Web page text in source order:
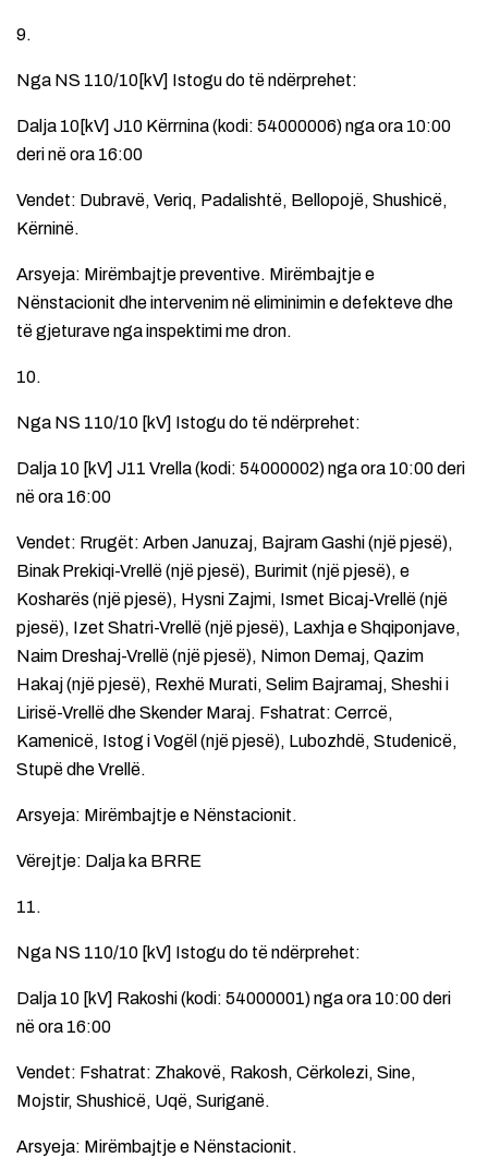
9.
Nga NS 110/10[kV] Istogu do të ndërprehet:
Dalja 10[kV] J10 Kërrnina (kodi: 54000006) nga ora 10:00
deri në ora 16:00
Vendet: Dubravë, Veriq, Padalishtë, Bellopojë, Shushicë,
Kërninë.
Arsyeja: Mirëmbajtje preventive. Mirëmbajtje e
Nënstacionit dhe intervenim në eliminimin e defekteve dhe
të gjeturave nga inspektimi me dron.
10.
Nga NS 110/10 [kV] Istogu do të ndërprehet:
Dalja 10 [kV] J11 Vrella (kodi: 54000002) nga ora 10:00 deri
në ora 16:00
Vendet: Rrugët: Arben Januzaj, Bajram Gashi (një pjesë),
Binak Prekiqi-Vrellë (një pjesë), Burimit (një pjesë), e
Kosharës (një pjesë), Hysni Zajmi, Ismet Bicaj-Vrellë (një
pjesë), Izet Shatri-Vrellë (një pjesë), Laxhja e Shqiponjave,
Naim Dreshaj-Vrellë (një pjesë), Nimon Demaj, Qazim
Hakaj (një pjesë), Rexhë Murati, Selim Bajramaj, Sheshi i
Lirisë-Vrellë dhe Skender Maraj. Fshatrat: Cerrcë,
Kamenicë, Istog i Vogël (një pjesë), Lubozhdë, Studenicë,
Stupë dhe Vrellë.
Arsyeja: Mirëmbajtje e Nënstacionit.
Vërejtje: Dalja ka BRRE
11.
Nga NS 110/10 [kV] Istogu do të ndërprehet:
Dalja 10 [kV] Rakoshi (kodi: 54000001) nga ora 10:00 deri
në ora 16:00
Vendet: Fshatrat: Zhakovë, Rakosh, Cërkolezi, Sine,
Mojstir, Shushicë, Uqë, Suriganë.
Arsyeja: Mirëmbajtje e Nënstacionit.